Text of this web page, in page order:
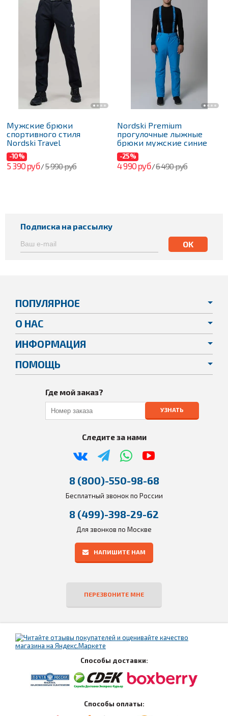
Мужские брюки
спортивного стиля
Nordski Travel
-10%
5 390 руб/5 990 руб
Nordski Premium
прогулочные лыжные
брюки мужские синие
-25%
4 990 руб/6 490 руб
Подписка на рассылку
ПОПУЛЯРНОЕ
О НАС
ИНФОРМАЦИЯ
ПОМОЩЬ
Где мой заказ?
УЗНАТЬ
Следите за нами
8 (800)-550-98-68
Бесплатный звонок по России
8 (499)-398-29-62
Для звонков по Москве
НАПИШИТЕ НАМ
ПЕРЕЗВОНИТЕ МНЕ
Способы доставки:
Способы оплаты: